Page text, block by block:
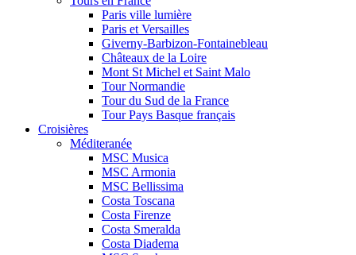
Paris ville lumière
Paris et Versailles
Giverny-Barbizon-Fontainebleau
Châteaux de la Loire
Mont St Michel et Saint Malo
Tour Normandie
Tour du Sud de la France
Tour Pays Basque français
Croisières
Méditeranée
MSC Musica
MSC Armonia
MSC Bellissima
Costa Toscana
Costa Firenze
Costa Smeralda
Costa Diadema